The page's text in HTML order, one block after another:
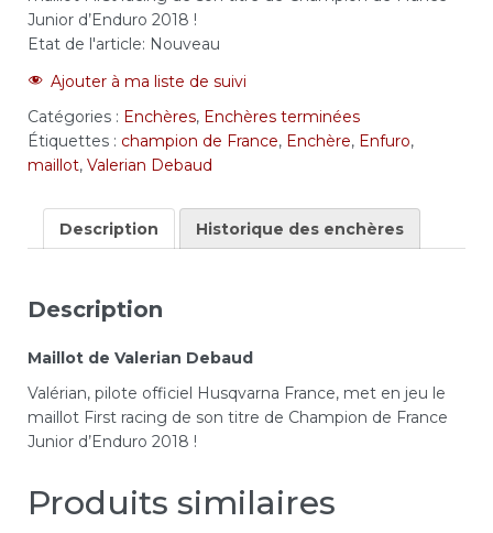
Junior d’Enduro 2018 !
Etat de l'article: Nouveau
Ajouter à ma liste de suivi
Catégories : Enchères, Enchères terminées
Étiquettes : champion de France, Enchère, Enfuro,
maillot, Valerian Debaud
Description Historique des enchères
Description
Maillot de Valerian Debaud
Valérian, pilote officiel Husqvarna France, met en jeu le
maillot First racing de son titre de Champion de France
Junior d’Enduro 2018 !
Produits similaires